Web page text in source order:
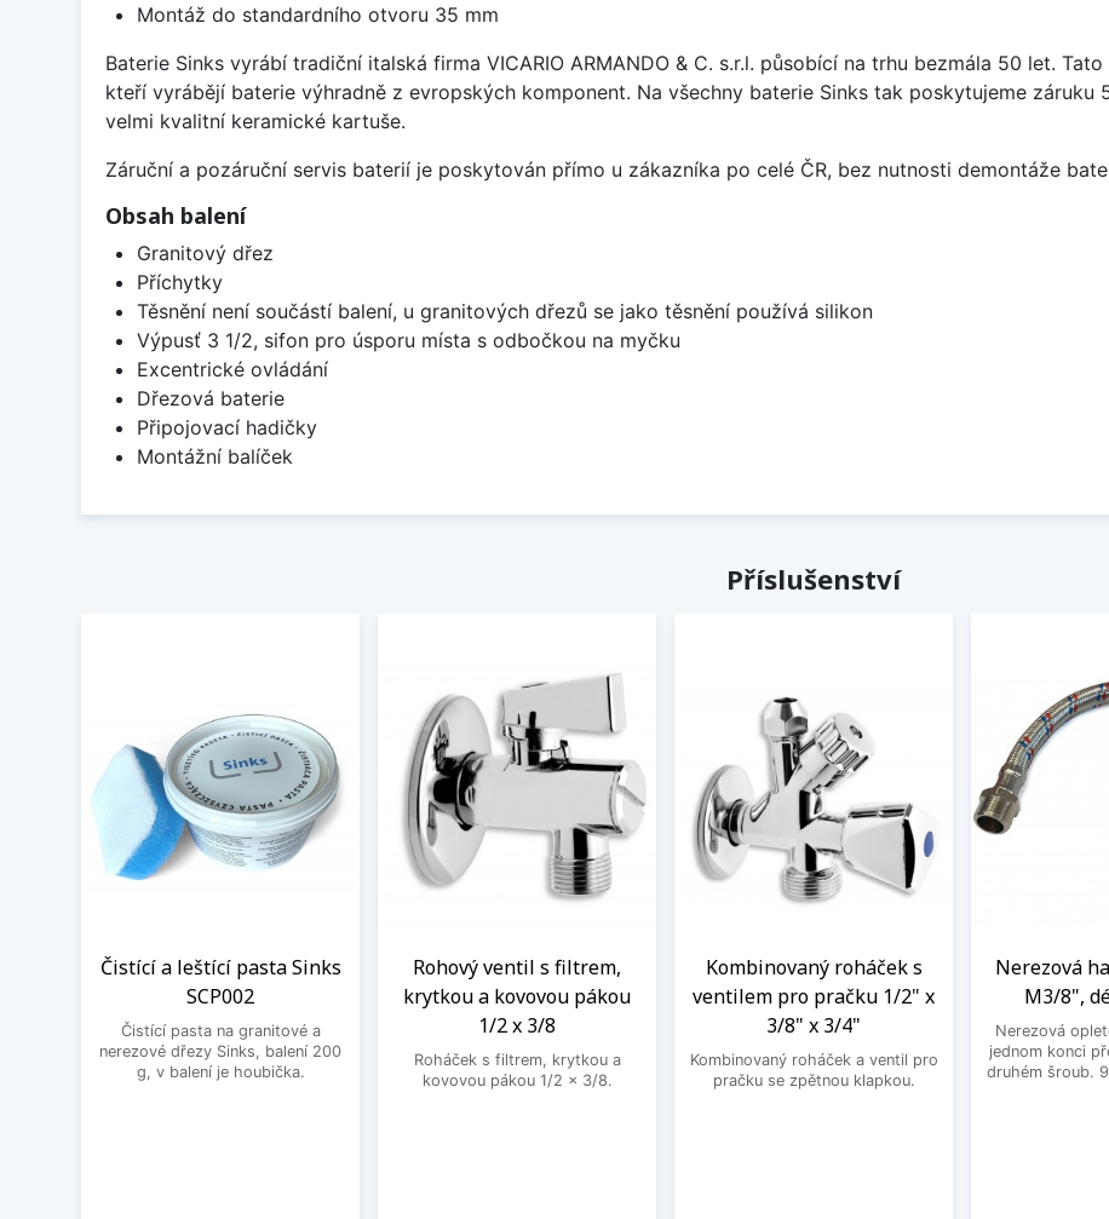
Montáž do standardního otvoru 35 mm
Baterie Sinks vyrábí tradiční italská firma VICARIO ARMANDO & C. s.r.l. působící na trhu bezmála 50 let.
kteří vyrábějí baterie výhradně z evropských komponent. Na všechny baterie Sinks tak poskytujeme záruku
velmi kvalitní keramické kartuše.
Záruční a pozáruční servis baterií je poskytován přímo u zákazníka po celé ČR, bez nutnosti demontáže
Obsah balení
Granitový dřez
Příchytky
Těsnění není součástí balení, u granitových dřezů se jako těsnění používá silikon
Výpusť 3 1/2, sifon pro úsporu místa s odbočkou na myčku
Excentrické ovládání
Dřezová baterie
Připojovací hadičky
Montážní balíček
Příslušenství
Čistící a leštící pasta Sinks
SCP002
Čistící pasta na granitové a
nerezové dřezy Sinks, balení 200
g, v balení je houbička.
Rohový ventil s filtrem,
krytkou a kovovou pákou
1/2 x 3/8
Roháček s filtrem, krytkou a
kovovou pákou 1/2 x 3/8.
Kombinovaný roháček s
ventilem pro pračku 1/2" x
3/8" x 3/4"
Kombinovaný roháček a ventil pro
pračku se zpětnou klapkou.
Nerezová
M3/8",
Nerezová
jednom konci
druhém šroub.